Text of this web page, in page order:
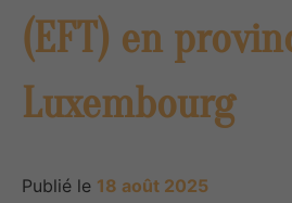
(EFT) en
Luxembourg
Publié le 18 août 2025